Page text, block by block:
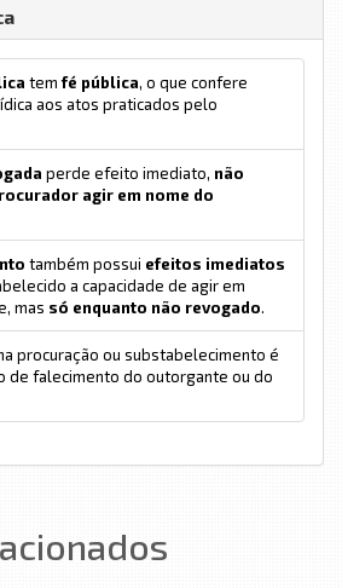
temfé pública, o que confere
aos atos praticados pelo
perde efeito imediato, não
agir em nome do
também possui efeitos imediatos
a capacidade de agir em
mas só enquanto não revogado.
procuração ou substabelecimento é
de falecimento do outorgante ou do